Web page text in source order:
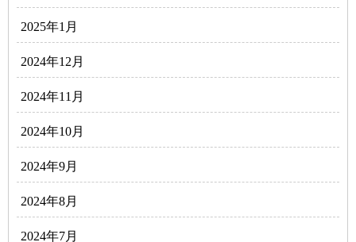
2025年1月
2024年12月
2024年11月
2024年10月
2024年9月
2024年8月
2024年7月